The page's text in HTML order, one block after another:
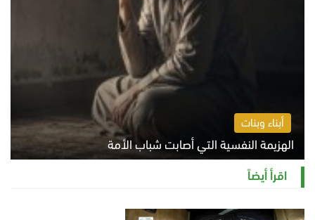
أبناء وبنات
الهزيمة النفسية التي أصابت شباب الأمة
الخميس 6 أغسطس 2026 11:12 ص
اقرأ أيضاً